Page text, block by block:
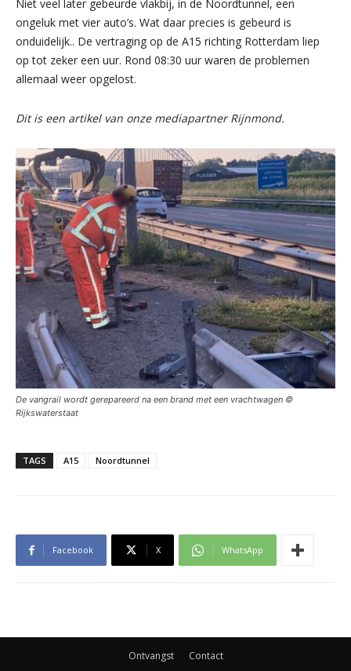
Niet veel later gebeurde vlakbij, in de Noordtunnel, een
ongeluk met vier auto’s. Wat daar precies is gebeurd is
onduidelijk.. De vertraging op de A15 richting Rotterdam liep
op tot zeker een uur. Rond 08:30 uur waren de problemen
allemaal weer opgelost.
Dit is een artikel van onze mediapartner Rijnmond.
De vangrail wordt gerepareerd na een brand met een vrachtwagen ©
Rijkswaterstaat
TAGS A15 Noordtunnel
Facebook X WhatsApp
Ontvangst Contact